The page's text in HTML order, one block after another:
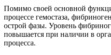
Помимо своей основной
процессе гемостаза,
острой фазы. Уровень
повышается при наличии в
процесса.